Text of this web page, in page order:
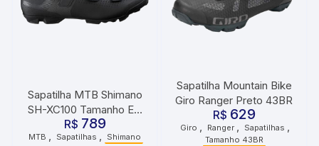
Sapatilha MTB Shimano
SH-XC100 Tamanho EU
43 Preto
R$ 789
MTB , Sapatilhas , Shimano
Sapatilha Mountain Bike
Giro Ranger Preto 43BR
R$ 629
Giro , Ranger , Sapatilhas ,
Tamanho 43BR